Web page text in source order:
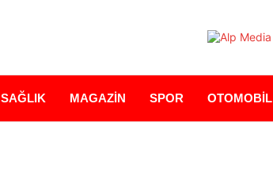
SAĞLIK MAGAZİN SPOR OTOMOBİL